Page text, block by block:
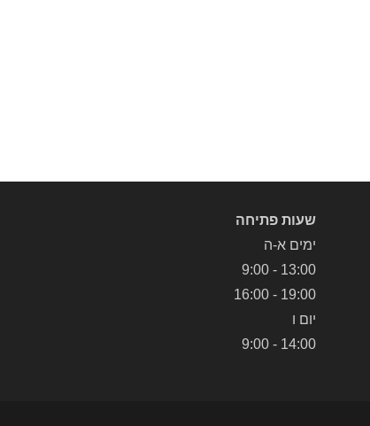
שעות פתיחה
ימים א-ה
13:00 - 9:00
19:00 - 16:00
יום ו
14:00 - 9:00